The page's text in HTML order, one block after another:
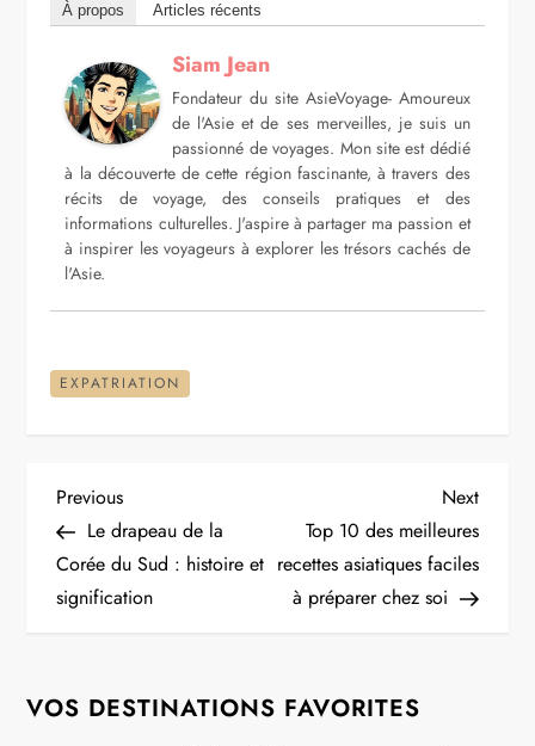
À propos Articles récents
Siam Jean
Fondateur du site AsieVoyage- Amoureux
de l'Asie et de ses merveilles, je suis un
passionné de voyages. Mon site est dédié
à la découverte de cette région fascinante, à travers des
récits de voyage, des conseils pratiques et des
informations culturelles. J'aspire à partager ma passion et
à inspirer les voyageurs à explorer les trésors cachés de
l'Asie.
EXPATRIATION
N
a
v
g
Previous
Post
Previous
Le drapeau de la
Corée du Sud : histoire et
signification
Next
Post
Next
Top 10 des meilleures
recettes asiatiques faciles
à préparer chez soi
VOS DESTINATIONS FAVORITES